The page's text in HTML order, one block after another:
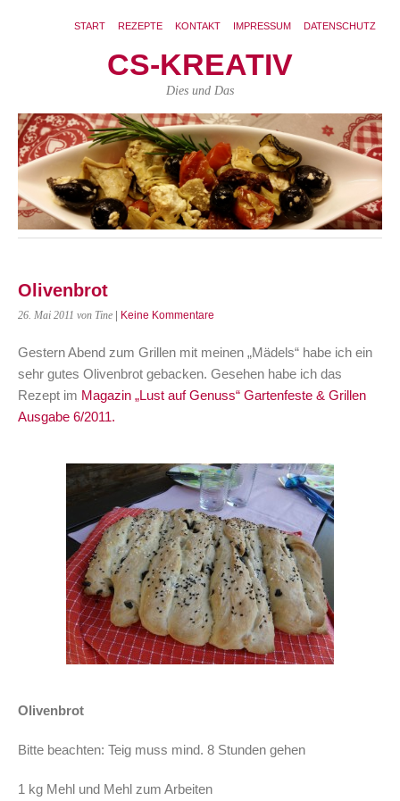
START REZEPTE KONTAKT IMPRESSUM DATENSCHUTZ
CS-KREATIV
Dies und Das
Olivenbrot
26. Mai 2011 von Tine | Keine Kommentare
Gestern Abend zum Grillen mit meinen „Mädels“ habe ich ein
sehr gutes Olivenbrot gebacken. Gesehen habe ich das
Rezept im Magazin „Lust auf Genuss“ Gartenfeste & Grillen
Ausgabe 6/2011.
Olivenbrot
Bitte beachten: Teig muss mind. 8 Stunden gehen
1 kg Mehl und Mehl zum Arbeiten